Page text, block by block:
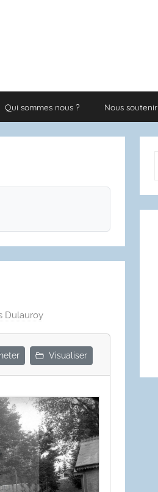
Qui sommes nous ? Nous soutenir
Dulauroy
Visualiser
: